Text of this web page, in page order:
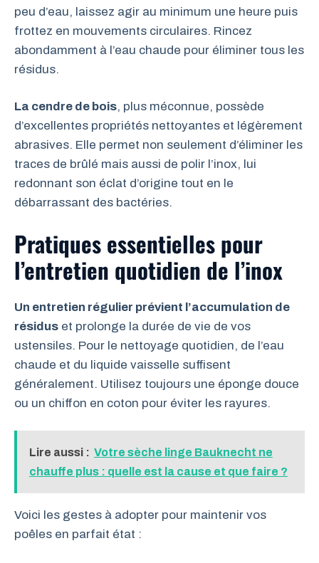
peu d’eau, laissez agir au minimum une heure puis
frottez en mouvements circulaires. Rincez
abondamment à l’eau chaude pour éliminer tous les
résidus.
La cendre de bois, plus méconnue, possède
d’excellentes propriétés nettoyantes et légèrement
abrasives. Elle permet non seulement d’éliminer les
traces de brûlé mais aussi de polir l’inox, lui
redonnant son éclat d’origine tout en le
débarrassant des bactéries.
Pratiques essentielles pour
l’entretien quotidien de l’inox
Un entretien régulier prévient l’accumulation de
résidus et prolonge la durée de vie de vos
ustensiles. Pour le nettoyage quotidien, de l’eau
chaude et du liquide vaisselle suffisent
généralement. Utilisez toujours une éponge douce
ou un chiffon en coton pour éviter les rayures.
Lire aussi : Votre sèche linge Bauknecht ne
chauffe plus : quelle est la cause et que faire ?
Voici les gestes à adopter pour maintenir vos
poêles en parfait état :